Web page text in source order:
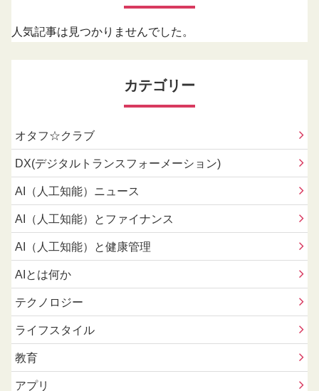
人気記事は見つかりませんでした。
カテゴリー
オタフ☆クラブ
DX(デジタルトランスフォーメーション)
AI（人工知能）ニュース
AI（人工知能）とファイナンス
AI（人工知能）と健康管理
AIとは何か
テクノロジー
ライフスタイル
教育
アプリ